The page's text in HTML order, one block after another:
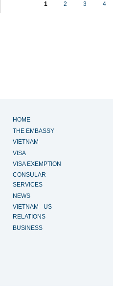
1 2 3 4
HOME
THE EMBASSY
VIETNAM
VISA
VISA EXEMPTION
CONSULAR
SERVICES
NEWS
VIETNAM - US
RELATIONS
BUSINESS